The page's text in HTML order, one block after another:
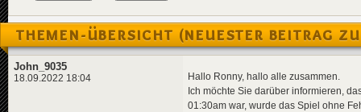
THEMEN-ÜBERSICHT (NEUESTER BEITRAG
John_9035
18.09.2022 18:04
Hallo Ronny, hallo alle zusammen.
Ich möchte Sie darüber informieren,
01:30am war, wurde das Spiel ohne